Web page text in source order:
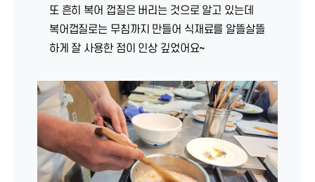
또 흔히 복어 껍질은 버리는 것으로 알고 있는데
복어껍질로는 무침까지 만들어 식재료를 알뜰살뜰
하게 잘 사용한 점이 인상 깊었어요~